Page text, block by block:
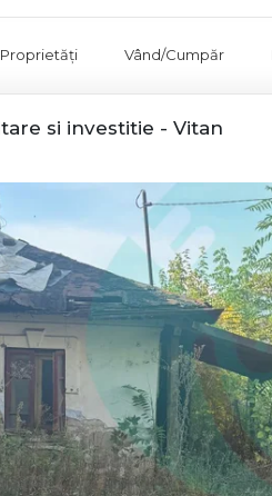
Proprietăți Vând/Cumpăr
si investitie - Vitan